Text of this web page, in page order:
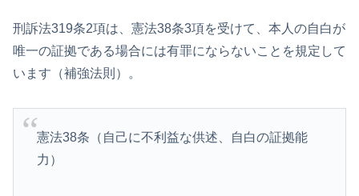
刑訴法319条2項は、憲法38条3項を受けて、本人の自白が
唯一の証拠である場合には有罪にならないことを規定して
います（補強法則）。
憲法38条（自己に不利益な供述、自白の証拠能
力）